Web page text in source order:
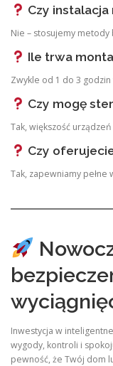
Czy
Nie – stosujemy
Ile trwa
Zwykle od 1 do 3
Czy mogę
Tak, większość
Czy
Tak, zapewniamy pełne
Inwestycja w
wygody, kontroli i
pewność, że Twój dom